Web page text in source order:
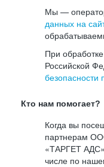
Мы —
данных на
При
Российской
Кто нам помогает?
Когда вы
партнерам
«ТАРГЕТ АДС»
числе по